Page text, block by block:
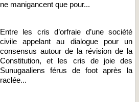
ne manigancent que pour...
Entre les cris d’orfraie d’une société
civile appelant au dialogue pour un
consensus autour de la révision de la
Constitution, et les cris de joie des
Sunugaaliens férus de foot après la
raclée...